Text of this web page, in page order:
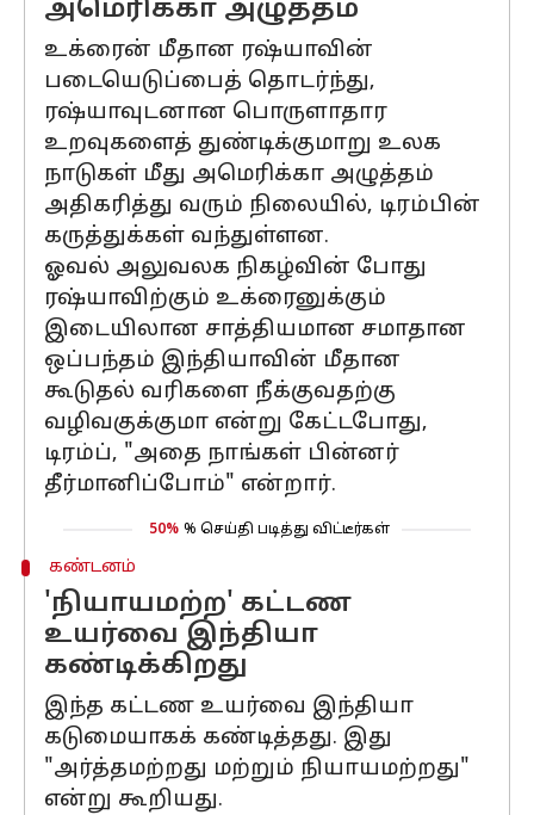
அமெரிக்கா அழுத்தம்
உக்ரைன் மீதான ரஷ்யாவின்
படையெடுப்பைத் தொடர்ந்து,
ரஷ்யாவுடனான பொருளாதார
உறவுகளைத் துண்டிக்குமாறு உலக
நாடுகள் மீது அமெரிக்கா அழுத்தம்
அதிகரித்து வரும் நிலையில், டிரம்பின்
கருத்துக்கள் வந்துள்ளன.
ஓவல் அலுவலக நிகழ்வின் போது
ரஷ்யாவிற்கும் உக்ரைனுக்கும்
இடையிலான சாத்தியமான சமாதான
ஒப்பந்தம் இந்தியாவின் மீதான
கூடுதல் வரிகளை நீக்குவதற்கு
வழிவகுக்குமா என்று கேட்டபோது,
டிரம்ப், "அதை நாங்கள் பின்னர்
தீர்மானிப்போம்" என்றார்.
50% % செய்தி படித்து விட்டீர்கள்
கண்டனம்
'நியாயமற்ற' கட்டண
உயர்வை இந்தியா
கண்டிக்கிறது
இந்த கட்டண உயர்வை இந்தியா
கடுமையாகக் கண்டித்தது. இது
"அர்த்தமற்றது மற்றும் நியாயமற்றது"
என்று கூறியது.